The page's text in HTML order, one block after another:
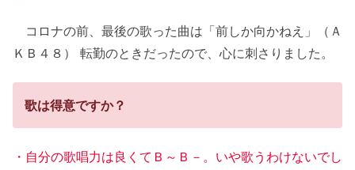
コロナの前、最後の歌った曲は「前しか向かねえ」（Ａ
ＫＢ４８） 転勤のときだったので、心に刺さりました。
歌は得意ですか？
・自分の歌唱力は良くてＢ～Ｂ－。いや歌うわけないでし